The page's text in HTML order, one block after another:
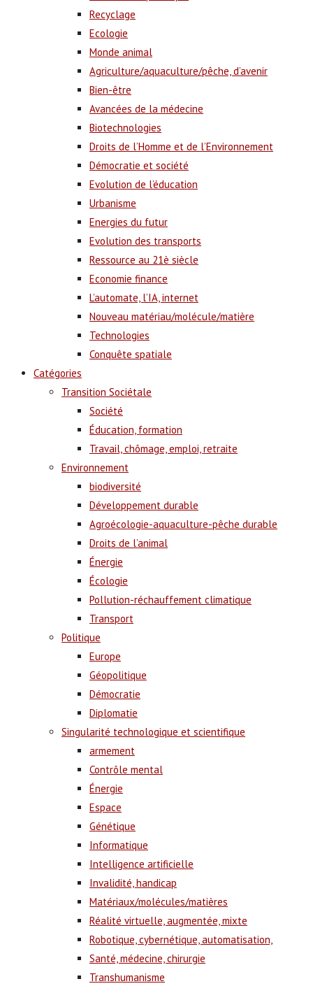
Recyclage
Ecologie
Monde animal
Agriculture/aquaculture/pêche, d’avenir
Bien-être
Avancées de la médecine
Biotechnologies
Droits de l’Homme et de l’Environnement
Démocratie et société
Evolution de l’éducation
Urbanisme
Energies du futur
Evolution des transports
Ressource au 21è siècle
Economie finance
L’automate, l’IA, internet
Nouveau matériau/molécule/matière
Technologies
Conquête spatiale
Catégories
Transition Sociétale
Société
Éducation, formation
Travail, chômage, emploi, retraite
Environnement
biodiversité
Développement durable
Agroécologie-aquaculture-pêche durable
Droits de l’animal
Énergie
Écologie
Pollution-réchauffement climatique
Transport
Politique
Europe
Géopolitique
Démocratie
Diplomatie
Singularité technologique et scientifique
armement
Contrôle mental
Énergie
Espace
Génétique
Informatique
Intelligence artificielle
Invalidité, handicap
Matériaux/molécules/matières
Réalité virtuelle, augmentée, mixte
Robotique, cybernétique, automatisation,
Santé, médecine, chirurgie
Transhumanisme